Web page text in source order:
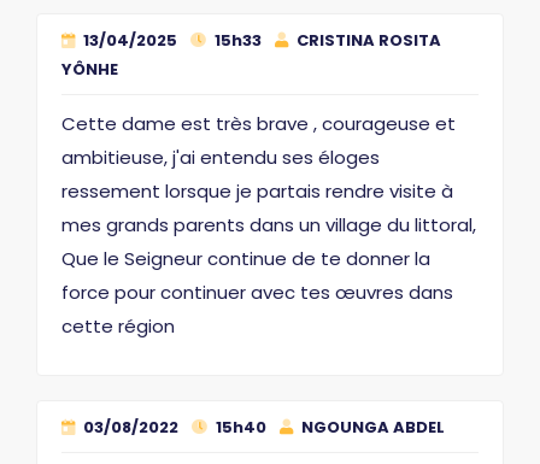
13/04/2025 15h33
CRISTINA ROSITA
YÔNHE
Cette dame est très brave , courageuse et
ambitieuse, j'ai entendu ses éloges
ressement lorsque je partais rendre visite à
mes grands parents dans un village du littoral,
Que le Seigneur continue de te donner la
force pour continuer avec tes œuvres dans
cette région
03/08/2022 15h40 NGOUNGA ABDEL